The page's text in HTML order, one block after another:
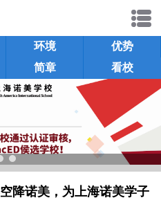
环境
优势
简章 看校
降诺美，为上海诺美学子